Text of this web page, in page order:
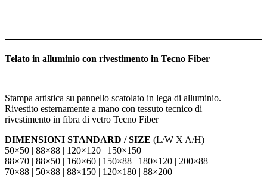
Telato in alluminio con rivestimento in Tecno Fiber
Stampa artistica su pannello scatolato in lega di alluminio.
Rivestito esternamente a mano con tessuto tecnico di
rivestimento in fibra di vetro Tecno Fiber
DIMENSIONI STANDARD / SIZE (L/W X A/H)
50×50 | 88×88 | 120×120 | 150×150
88×70 | 88×50 | 160×60 | 150×88 | 180×120 | 200×88
70×88 | 50×88 | 88×150 | 120×180 | 88×200